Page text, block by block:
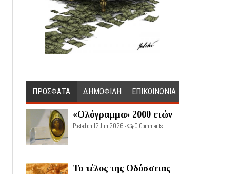
ΠΡΟΣΦΑΤΑ ΔΗΜΟΦΙΛΗ ΕΠΙΚΟΙΝΩΝΙΑ
«Ολόγραμμα» 2000 ετών
Posted on 12 Jun 2026 - 0 Comments
Το τέλος της Οδύσσειας